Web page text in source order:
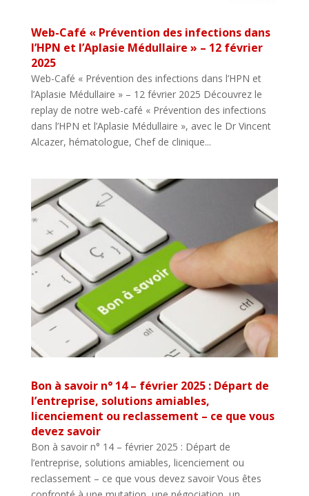
Web-Café « Prévention des infections dans
l’HPN et l’Aplasie Médullaire » – 12 février
2025
Web-Café « Prévention des infections dans l’HPN et
l’Aplasie Médullaire » – 12 février 2025 Découvrez le
replay de notre web-café « Prévention des infections
dans l’HPN et l’Aplasie Médullaire », avec le Dr Vincent
Alcazer, hématologue, Chef de clinique...
Bon à savoir n° 14 – février 2025 : Départ de
l’entreprise, solutions amiables,
licenciement ou reclassement – ce que vous
devez savoir
Bon à savoir n° 14 – février 2025 : Départ de
l’entreprise, solutions amiables, licenciement ou
reclassement – ce que vous devez savoir Vous êtes